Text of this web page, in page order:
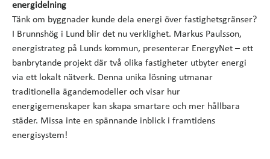
energidelning
Tänk om byggnader kunde dela energi över fastighetsgränser?
I Brunnshög i Lund blir det nu verklighet. Markus Paulsson,
energistrateg på Lunds kommun, presenterar EnergyNet – ett
banbrytande projekt där två olika fastigheter utbyter energi
via ett lokalt nätverk. Denna unika lösning utmanar
traditionella ägandemodeller och visar hur
energigemenskaper kan skapa smartare och mer hållbara
städer. Missa inte en spännande inblick i framtidens
energisystem!